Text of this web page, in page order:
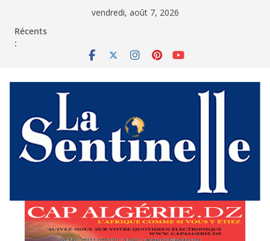
vendredi, août 7, 2026
Récents
: